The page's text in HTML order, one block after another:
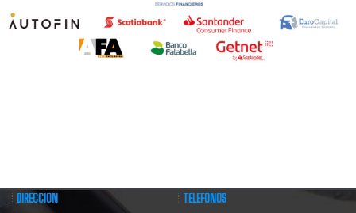
DIRECCIÓN TELÉFONOS